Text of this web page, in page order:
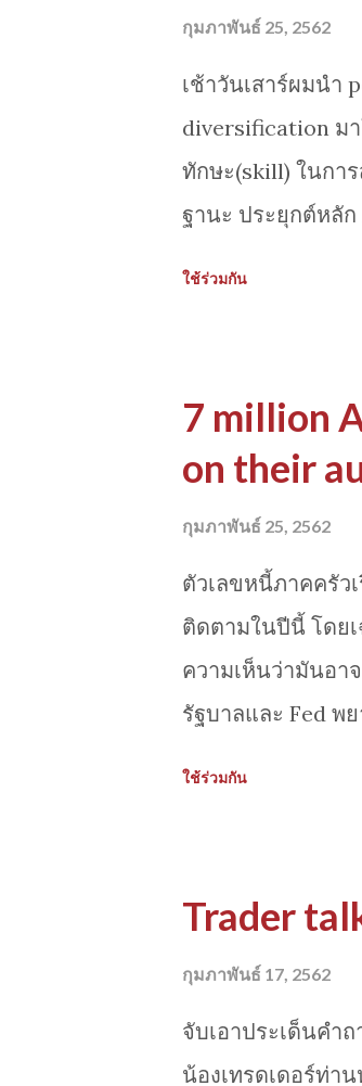
https://
paid-hedge-
https://
performance-in-
กุมภาพันธ์ 25, 2562
เช้าวันเสาร์ผมนำ
diversification ม
ทักษะ(skill) ในกา
ฐานะ ประยุกต์หลั
จากงานประจำ ม
เงิน บริหารจัดการ
สามารถพัฒนาเป็น
อินเตอร์เน็ตและ
link ด้านล่างครับ
ใช้ร่วมกัน
7 million
on their
กุมภาพันธ์ 25, 2562
ตัวเลขหนี้ภาคครัว
ติดตามในปีนี้ โดย
ความเห็นว่ามันอา
รัฐบาลและ Fed พ
อเมริกัน จำนวนก
payments) เกินก
ระดับตอนช่วงวิกฤ
สะท้อนความไม่ปก
ให้จับตาตัวเลขอื่น
ใช้ร่วมกัน
Trader
กุมภาพันธ์ 17, 2562
จับเอาประเด็นคำ
น้องเทรดเดอร์ท่า